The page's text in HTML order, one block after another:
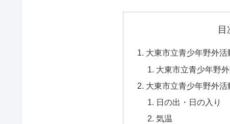
目
大東市立青少年野外
大東市立青少年野
大東市立青少年野外
日の出・日の入り
気温